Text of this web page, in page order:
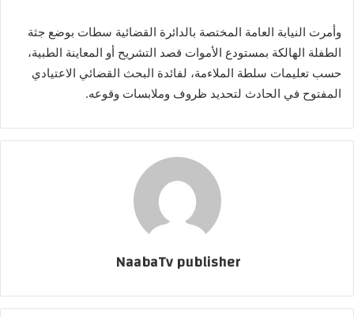
وأمرت النيابة العامة المختصة بالدائرة القضائية سطات بوضع جثة
الطفلة الهالكة بمستودع الأموات قصد التشريح أو المعاينة الطبية،
حسب تعليمات سلطة الملاءمة، لفائدة البحث القضائي الاعتيادي
المفتوح في الحادث لتحديد ظروف وملابسات وقوعه.
NaabaTv publisher